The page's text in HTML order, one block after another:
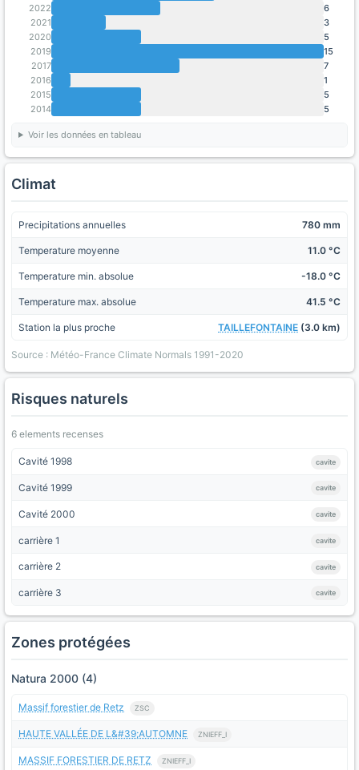
2022
6
2021
3
2020
5
2019
15
2017
7
2016
1
2015
5
2014
5
Voir les données en tableau
Climat
Precipitations annuelles 780 mm
Temperature moyenne 11.0 °C
Temperature min. absolue -18.0 °C
Temperature max. absolue 41.5 °C
Station la plus proche TAILLEFONTAINE (3.0 km)
Source : Météo-France Climate Normals 1991-2020
Risques naturels
6 elements recenses
Cavité 1998 cavite
Cavité 1999 cavite
Cavité 2000 cavite
carrière 1 cavite
carrière 2 cavite
carrière 3 cavite
Zones protégées
Natura 2000 (4)
Massif forestier de Retz ZSC
HAUTE VALLÉE DE L&#39;AUTOMNE ZNIEFF_I
MASSIF FORESTIER DE RETZ ZNIEFF_I